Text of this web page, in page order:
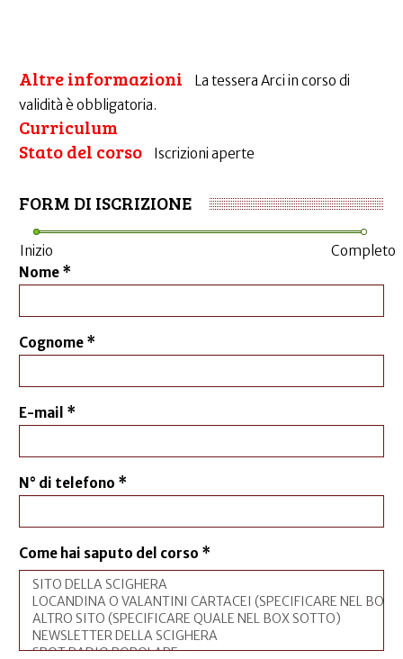
Altre informazioni
La tessera Arci in corso di
validità è obbligatoria.
Curriculum
Stato del corso
Iscrizioni aperte
FORM DI ISCRIZIONE
Inizio
Completo
Nome *
Cognome *
E-mail *
N° di telefono *
Come hai saputo del corso *